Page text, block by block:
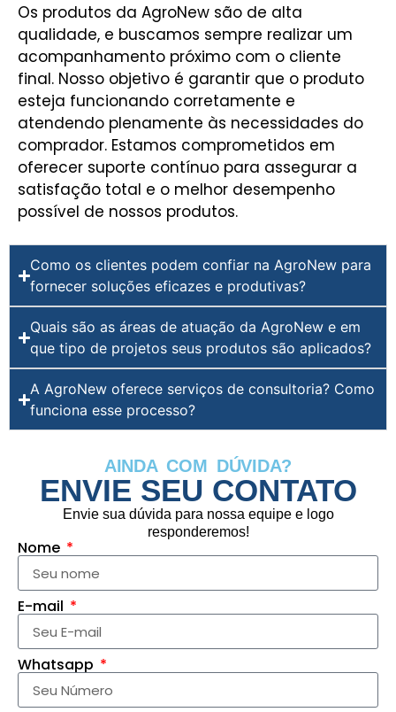
Os produtos da AgroNew são de alta
qualidade, e buscamos sempre realizar um
acompanhamento próximo com o cliente
final. Nosso objetivo é garantir que o produto
esteja funcionando corretamente e
atendendo plenamente às necessidades do
comprador. Estamos comprometidos em
oferecer suporte contínuo para assegurar a
satisfação total e o melhor desempenho
possível de nossos produtos.
Como os clientes podem confiar na AgroNew para
fornecer soluções eficazes e produtivas?
Quais são as áreas de atuação da AgroNew e em
que tipo de projetos seus produtos são aplicados?
A AgroNew oferece serviços de consultoria? Como
funciona esse processo?
AINDA COM DÚVIDA?
ENVIE SEU CONTATO
Envie sua dúvida para nossa equipe e logo
responderemos!
Nome
E-mail
Whatsapp